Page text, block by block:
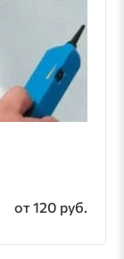
от 120 руб.